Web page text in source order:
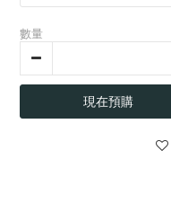
數量
現在預購